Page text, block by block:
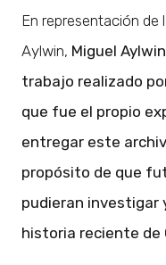
En representación de
Aylwin, Miguel
trabajo realizado
que fue el propio
entregar este
propósito de que
pudieran investigar
historia reciente de